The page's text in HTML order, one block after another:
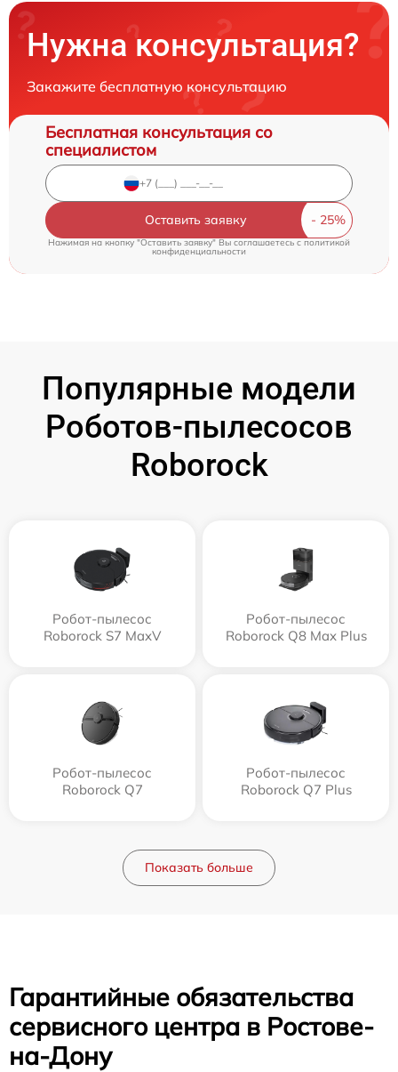
Нужна консультация?
Закажите бесплатную консультацию
Бесплатная консультация со
специалистом
Оставить заявку
Нажимая на кнопку "Оставить заявку" Вы соглашаетесь cполитикой
конфиденциальности
Популярные модели
Роботов-пылесосов
Roborock
Робот-пылесос
Roborock S7 MaxV
Робот-пылесос
Roborock Q8 Max Plus
Робот-пылесос
Roborock Q7
Робот-пылесос
Roborock Q7 Plus
Показать больше
Гарантийные обязательства
сервисного центра в Ростове-
на-Дону